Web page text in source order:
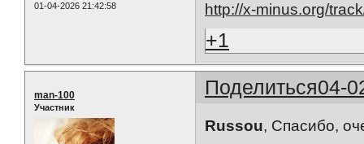
01-04-2026 21:42:58
http://x-minus.org/
+1
Поделиться04-
man-100
Участник
Russou, Спасибо,